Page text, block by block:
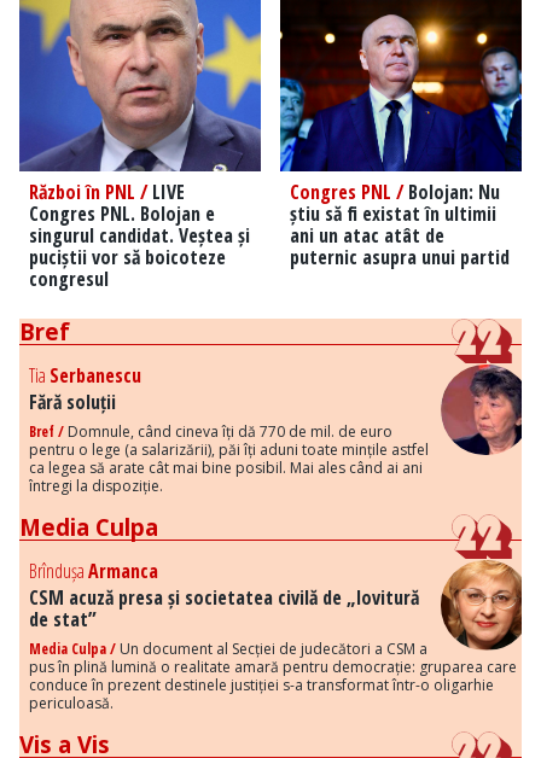
Război în PNL /LIVE
Congres PNL. Bolojan e
singurul candidat. Veștea și
puciștii vor să boicoteze
congresul
Congres PNL /Bolojan: Nu
știu să fi existat în ultimii
ani un atac atât de
puternic asupra unui partid
Bref
Tia Serbanescu
Fără soluții
Bref / Domnule, când cineva îți dă 770 de mil. de euro
pentru o lege (a salarizării), păi îți aduni toate mințile astfel
ca legea să arate cât mai bine posibil. Mai ales când ai ani
întregi la dispoziție.
Media Culpa
BrîndușaArmanca
CSM acuză presa și societatea civilă de „lovitură
de stat”
Media Culpa / Un document al Secției de judecători a CSM a
pus în plină lumină o realitate amară pentru democrație: gruparea care
conduce în prezent destinele justiției s-a transformat într-o oligarhie
periculoasă.
Vis a Vis